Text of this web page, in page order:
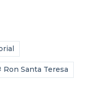
Ron Santa Teresa